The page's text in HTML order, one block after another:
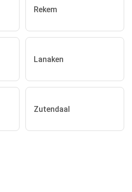
Rekem
Lanaken
Zutendaal